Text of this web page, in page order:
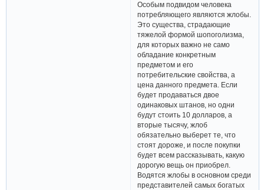
Особым подвидом человека
потребляющего являются жлобы.
Это существа, страдающие
тяжелой формой шопоголизма,
для которых важно не само
обладание конкретным
предметом и его
потребительские свойства, а
цена данного предмета. Если
будет продаваться двое
одинаковых штанов, но одни
будут стоить 10 долларов, а
вторые тысячу, жлоб
обязательно выберет те, что
стоят дороже, и после покупки
будет всем рассказывать, какую
дорогую вещь он приобрел.
Водятся жлобы в основном среди
представителей самых богатых